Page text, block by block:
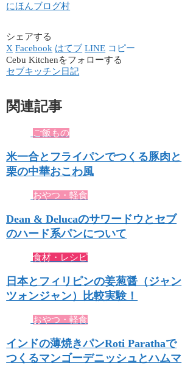
にほんブログ村
シェアする
X Facebook はてブ LINE コピー
Cebu Kitchenをフォローする
セブキッチン日記
関連記事
ご飯もの
米一合とフライパンでつくる豚肉と
栗の中華おこわ風
おやつ・軽食
Dean & Delucaのサワードウとセブ
のハード系パンについて
食材・レシピ
日本とフィリピンの姜葱醤（ジャン
ツォンジャン）比較実験！
おやつ・軽食
インドの薄焼きパンRoti Parathaで
つくるマンゴーデニッシュとハムマ